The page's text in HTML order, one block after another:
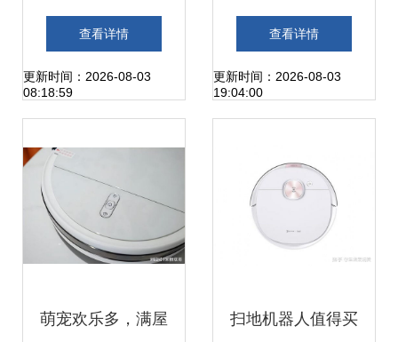
Smart 510B 高效
清洁的理想选择
查看详情
更新时间：2026-08-03
08:18:59
机产品页 操作指南
与注意事项
查看详情
更新时间：2026-08-03
19:04:00
萌宠欢乐多，满屋 扫地机器人值得买